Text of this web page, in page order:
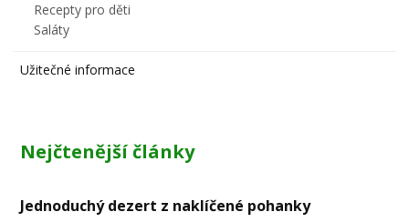
Recepty pro děti
Saláty
Užitečné informace
Nejčtenější články
Jednoduchý dezert z naklíčené pohanky